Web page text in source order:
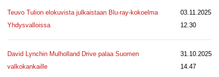
Teuvo Tulion elokuvista julkaistaan Blu-ray-kokoelma
Yhdysvalloissa
03.11.2025
12.30
David Lynchin Mulholland Drive palaa Suomen
valkokankaille
31.10.2025
14.47